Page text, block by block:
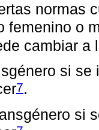
normas
femenino o
cambiar a
si
7.
si